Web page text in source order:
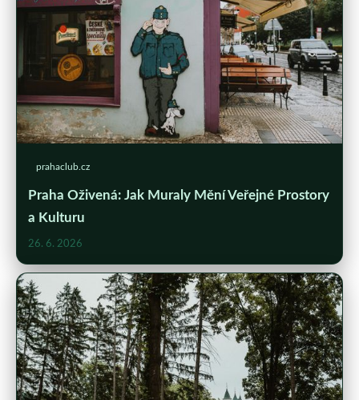
prahaclub.cz
Praha Oživená: Jak Muraly Mění Veřejné Prostory
a Kulturu
26. 6. 2026